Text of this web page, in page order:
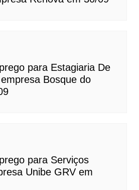
para Estagiaria De
Bosque do
para Serviços
Unibe GRV em